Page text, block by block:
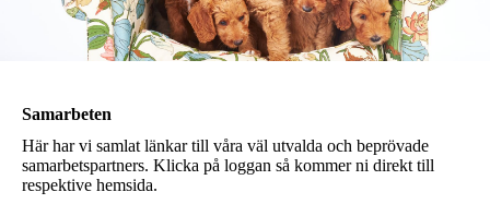
Samarbeten
Här har vi samlat länkar till våra väl utvalda och beprövade
samarbetspartners. Klicka på loggan så kommer ni direkt till
respektive hemsida.